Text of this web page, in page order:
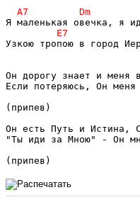
Узкою тропою в город
Он дорогу знает и меня
Если потеряюсь, Он меня
(припев)
Он есть Путь и Истина,
"Ты иди за Мною" - Он